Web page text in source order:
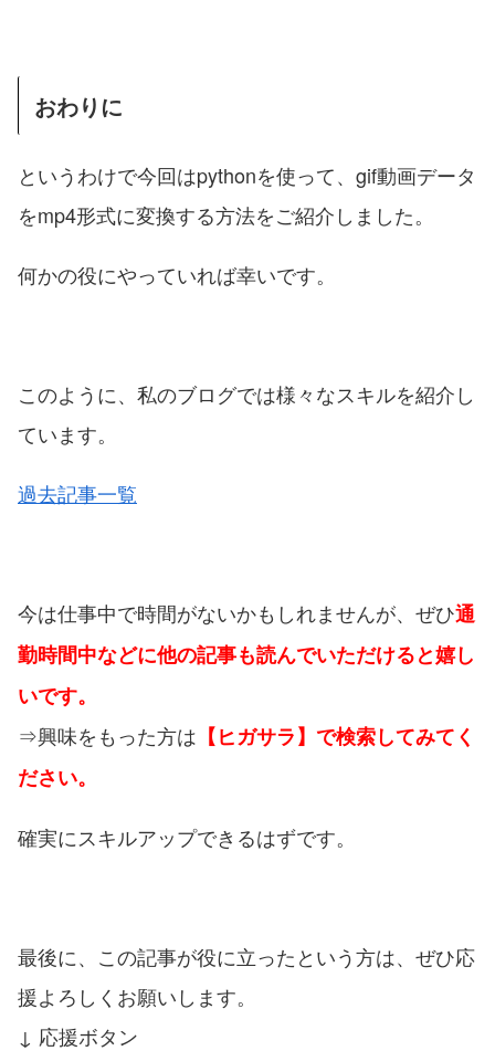
おわりに
というわけで今回はpythonを使って、gif動画データ
をmp4形式に変換する方法をご紹介しました。
何かの役にやっていれば幸いです。
このように、私のブログでは様々なスキルを紹介し
ています。
過去記事一覧
今は仕事中で時間がないかもしれませんが、ぜひ通
勤時間中などに他の記事も読んでいただけると嬉し
いです。
⇒興味をもった方は 【ヒガサラ】で検索してみてく
ださい。
確実にスキルアップできるはずです。
最後に、この記事が役に立ったという方は、ぜひ応
援よろしくお願いします。
↓ 応援ボタン